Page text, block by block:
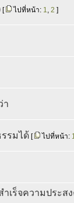
[ ไปที่หน้า: 1, 2 ]
า
รมได้ [ ไปที่หน้า:
เร็จความประส